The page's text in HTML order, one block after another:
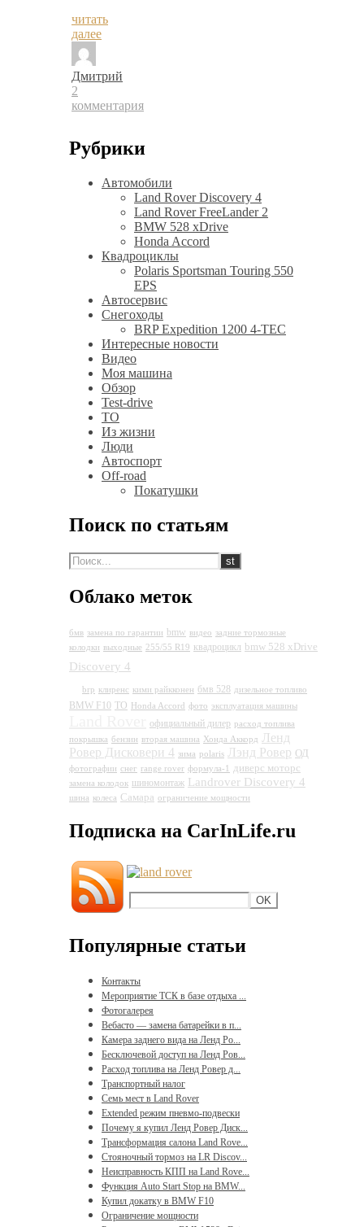
читать
далее
Дмитрий
2
комментария
Рубрики
Автомобили
Land Rover Discovery 4
Land Rover FreeLander 2
BMW 528 xDrive
Honda Accord
Квадроциклы
Polaris Sportsman Touring 550
EPS
Автосервис
Снегоходы
BRP Expedition 1200 4-TEC
Интересные новости
Видео
Моя машина
Обзор
Test-drive
ТО
Из жизни
Люди
Автоспорт
Off-road
Покатушки
Поиск по статьям
Облако меток
бмв замена по гарантии bmw видео задние тормозные
колодки выходные 255/55 R19 квадроцикл bmw 528 xDrive
Discovery 4
brp клиренс кими райкконен бмв 528 дизельное топливо
BMW F10 ТО Honda Accord фото эксплуатация машины
официальный дилер расход топлива
покрышка бензин вторая машина Хонда Аккорд
Ленд
Ровер Дисковери 4 зима polaris Лэнд Ровер ОД
фотографии снег range rover формула-1 диверс моторс
замена колодок шиномонтаж Landrover Discovery 4
шина колеса Самара ограничение мощности
Подписка на CarInLife.ru
Популярные статьи
Контакты
Мероприятие ТСК в базе отдыха ...
Фотогалерея
Вебасто — замена батарейки в п...
Камера заднего вида на Ленд Ро...
Бесключевой доступ на Ленд Ров...
Расход топлива на Ленд Ровер д...
Транспортный налог
Семь мест в Land Rover
Extended режим пневмо-подвески
Почему я купил Ленд Ровер Диск...
Трансформация салона Land Rove...
Стояночный тормоз на LR Discov...
Неисправность КПП на Land Rove...
Функция Auto Start Stop на BMW...
Купил докатку в BMW F10
Ограничение мощности